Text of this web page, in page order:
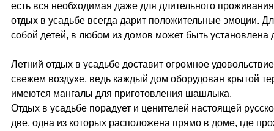
есть вся необходимая даже для длительного
отдых в усадьбе всегда дарит положительные эмоции.
собой детей, в любом из домов может быть установлена
Летний отдых в усадьбе доставит огромное
свежем воздухе, ведь каждый дом оборудован крытой
имеются мангалы для приготовления шашлыка.
Отдых в усадьбе порадует и ценителей настоящей
две, одна из которых расположена прямо в доме, где